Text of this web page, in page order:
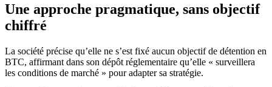
Une approche pragmatique, sans objectif
chiffré
La société précise qu’elle ne s’est fixé aucun objectif de détention en
BTC, affirmant dans son dépôt réglementaire qu’elle « surveillera
les conditions de marché » pour adapter sa stratégie.